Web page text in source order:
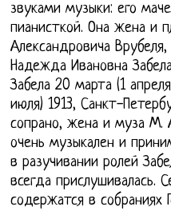
звуками музыки: его
пианисткой. Она жена и
Александровича
Надежда Ивановна
Забела 20 марта (1
июля) 1913, Санкт-
сопрано, жена и муза М.
очень музыкален и
в разучивании ролей
всегда прислушивалась.
содержатся в собраниях